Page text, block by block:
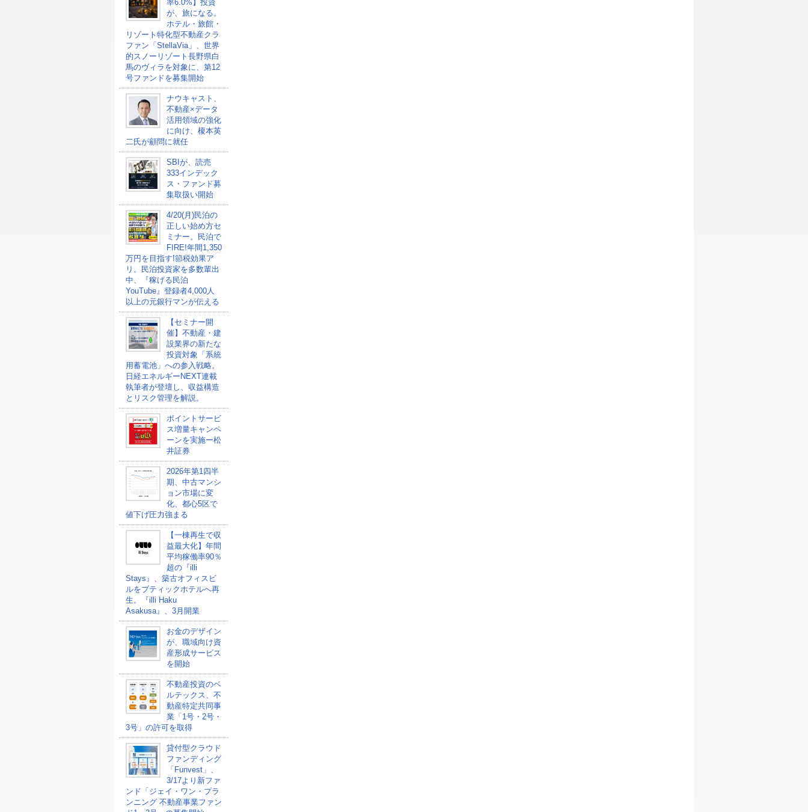
率6.0%】投資
が、旅になる。
ホテル・旅館・
リゾート特化型不動産クラ
ファン「StellaVia」、世界
的スノーリゾート長野県白
馬のヴィラを対象に、第12
号ファンドを募集開始
ナウキャスト、
不動産×データ
活用領域の強化
に向け、榎本英
二氏が顧問に就任
SBIが、読売
333インデック
ス・ファンド募
集取扱い開始
4/20(月)民泊の
正しい始め方セ
ミナー。民泊で
FIRE!年間1,350
万円を目指す!節税効果ア
リ。民泊投資家を多数輩出
中、『稼げる民泊
YouTube』登録者4,000人
以上の元銀行マンが伝える
【セミナー開
催】不動産・建
設業界の新たな
投資対象「系統
用蓄電池」への参入戦略。
日経エネルギーNEXT連載
執筆者が登壇し、収益構造
とリスク管理を解説。
ポイントサービ
ス増量キャンペ
ーンを実施ー松
井証券
2026年第1四半
期、中古マンシ
ョン市場に変
化、都心5区で
値下げ圧力強まる
【一棟再生で収
益最大化】年間
平均稼働率90％
超の『illi
Stays』、築古オフィスビ
ルをブティックホテルへ再
生。『illi Haku
Asakusa』、3月開業
お金のデザイン
が、職域向け資
産形成サービス
を開始
不動産投資のベ
ルテックス、不
動産特定共同事
業「1号・2号・
3号」の許可を取得
貸付型クラウド
ファンディング
「Funvest」、
3/17より新ファ
ンド「ジェイ・ワン・プラ
ンニング 不動産事業ファン